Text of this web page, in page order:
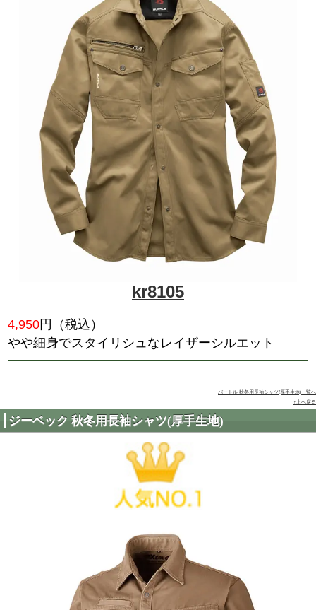
51704
円（税込）
インパクトをあたえるミリタリ